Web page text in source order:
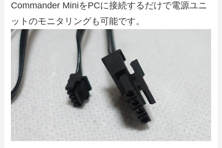
Commander MiniをPCに接続するだけで電源ユニ
ットのモニタリングも可能です。